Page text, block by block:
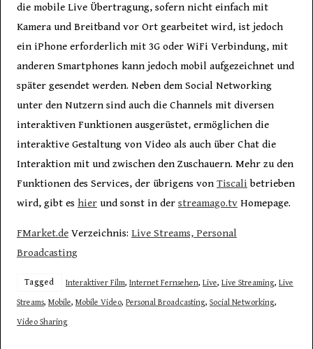
die mobile Live Übertragung, sofern nicht einfach mit
Kamera und Breitband vor Ort gearbeitet wird, ist jedoch
ein iPhone erforderlich mit 3G oder WiFi Verbindung, mit
anderen Smartphones kann jedoch mobil aufgezeichnet und
später gesendet werden. Neben dem Social Networking
unter den Nutzern sind auch die Channels mit diversen
interaktiven Funktionen ausgerüstet, ermöglichen die
interaktive Gestaltung von Video als auch über Chat die
Interaktion mit und zwischen den Zuschauern. Mehr zu den
Funktionen des Services, der übrigens von Tiscali betrieben
wird, gibt es hierund sonst in der streamago.tvHomepage.
FMarket.deVerzeichnis: Live Streams, Personal
Broadcasting
Tagged Interaktiver Film, Internet Fernsehen, Live, Live Streaming, Live
Streams, Mobile, Mobile Video, Personal Broadcasting, Social Networking,
Video Sharing